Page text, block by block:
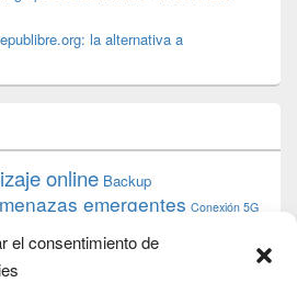
el consentimiento de
epublibre.org: la alternativa a
online Backup
emergentes Conexión 5G
desarrollo web
iphone